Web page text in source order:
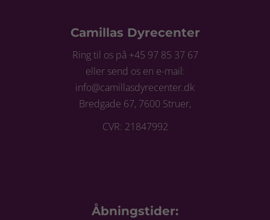
Camillas Dyrecenter
Ring til os på +45 97 85 37 67
eller send os en e-mail:
info@camillasdyrecenter.dk
Bredgade 67, 7600 Struer,
CVR: 21847992
Åbningstider: